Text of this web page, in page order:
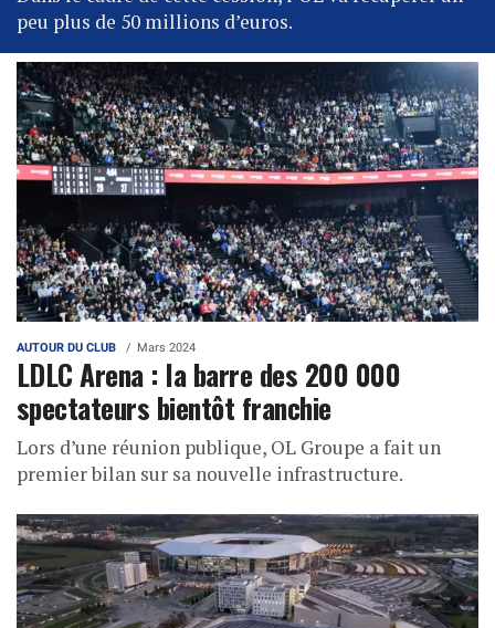
peu plus de 50 millions d’euros.
AUTOUR DU CLUB Mars 2024
LDLC Arena : la barre des 200 000
spectateurs bientôt franchie
Lors d’une réunion publique, OL Groupe a fait un
premier bilan sur sa nouvelle infrastructure.